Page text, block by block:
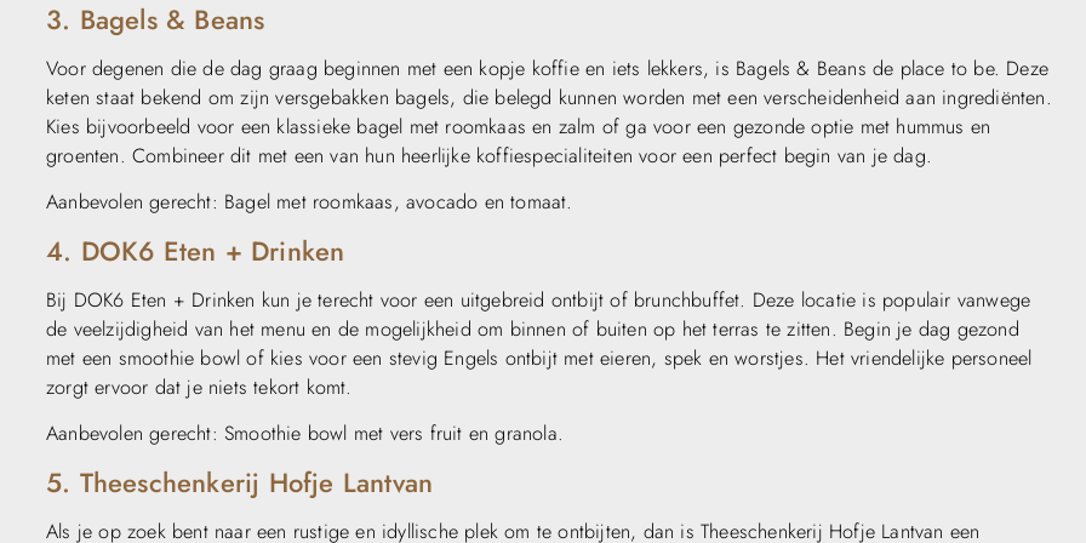
3. Bagels & Beans
Voor degenen die de dag graag beginnen met een kopje koffie en iets lekkers, is Bagels & Beans de place to be. Deze
keten staat bekend om zijn versgebakken bagels, die belegd kunnen worden met een verscheidenheid aan ingrediënten.
Kies bijvoorbeeld voor een klassieke bagel met roomkaas en zalm of ga voor een gezonde optie met hummus en
groenten. Combineer dit met een van hun heerlijke koffiespecialiteiten voor een perfect begin van je dag.
Aanbevolen gerecht: Bagel met roomkaas, avocado en tomaat.
4. DOK6 Eten + Drinken
Bij DOK6 Eten + Drinken kun je terecht voor een uitgebreid ontbijt of brunchbuffet. Deze locatie is populair vanwege
de veelzijdigheid van het menu en de mogelijkheid om binnen of buiten op het terras te zitten. Begin je dag gezond
met een smoothie bowl of kies voor een stevig Engels ontbijt met eieren, spek en worstjes. Het vriendelijke personeel
zorgt ervoor dat je niets tekort komt.
Aanbevolen gerecht: Smoothie bowl met vers fruit en granola.
5. Theeschenkerij Hofje Lantvan
Als je op zoek bent naar een rustige en idyllische plek om te ontbijten, dan is Theeschenkerij Hofje Lantvan een